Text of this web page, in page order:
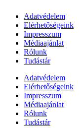
Adatvédelem
Elérhetőségeink
Impresszum
Médiaajánlat
Rólunk
Tudástár
Adatvédelem
Elérhetőségeink
Impresszum
Médiaajánlat
Rólunk
Tudástár